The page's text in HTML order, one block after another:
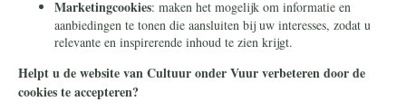
O.v.v. Webdonatie Cultuur onder Vuur + uw postcode en
huisnummer